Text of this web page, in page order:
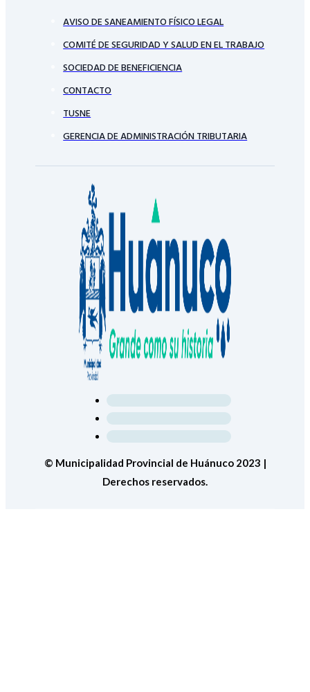
AVISO DE SANEAMIENTO FÍSICO LEGAL
COMITÉ DE SEGURIDAD Y SALUD EN EL TRABAJO
SOCIEDAD DE BENEFICIENCIA
CONTACTO
TUSNE
GERENCIA DE ADMINISTRACIÓN TRIBUTARIA
© Municipalidad Provincial de Huánuco 2023 |
Derechos reservados.